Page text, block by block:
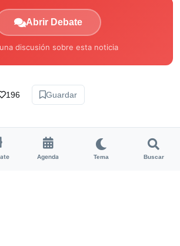
Abrir Debate
discusión sobre esta noticia
196 Guardar
Agenda Tema Buscar